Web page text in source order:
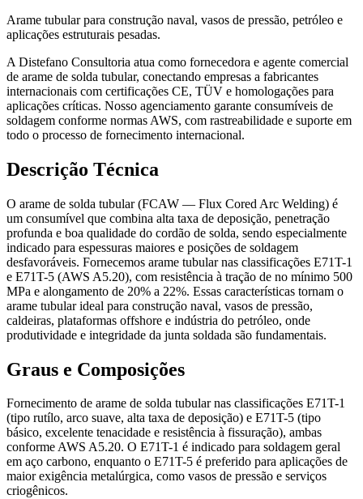
Arame tubular para construção naval, vasos de pressão, petróleo e
aplicações estruturais pesadas.
A Distefano Consultoria atua como fornecedora e agente comercial
de arame de solda tubular, conectando empresas a fabricantes
internacionais com certificações CE, TÜV e homologações para
aplicações críticas. Nosso agenciamento garante consumíveis de
soldagem conforme normas AWS, com rastreabilidade e suporte em
todo o processo de fornecimento internacional.
Descrição Técnica
O arame de solda tubular (FCAW — Flux Cored Arc Welding) é
um consumível que combina alta taxa de deposição, penetração
profunda e boa qualidade do cordão de solda, sendo especialmente
indicado para espessuras maiores e posições de soldagem
desfavoráveis. Fornecemos arame tubular nas classificações E71T-1
e E71T-5 (AWS A5.20), com resistência à tração de no mínimo 500
MPa e alongamento de 20% a 22%. Essas características tornam o
arame tubular ideal para construção naval, vasos de pressão,
caldeiras, plataformas offshore e indústria do petróleo, onde
produtividade e integridade da junta soldada são fundamentais.
Graus e Composições
Fornecimento de arame de solda tubular nas classificações E71T-1
(tipo rutílo, arco suave, alta taxa de deposição) e E71T-5 (tipo
básico, excelente tenacidade e resistência à fissuração), ambas
conforme AWS A5.20. O E71T-1 é indicado para soldagem geral
em aço carbono, enquanto o E71T-5 é preferido para aplicações de
maior exigência metalúrgica, como vasos de pressão e serviços
criogênicos.